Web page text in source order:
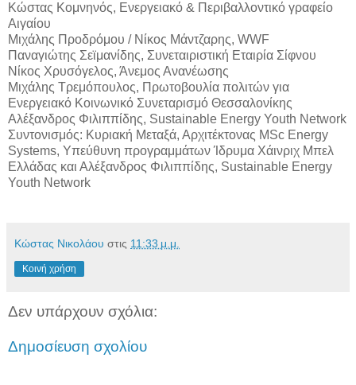
Κώστας Κομνηνός, Ενεργειακό & Περιβαλλοντικό γραφείο
Αιγαίου
Μιχάλης Προδρόμου / Νίκος Μάντζαρης, WWF
Παναγιώτης Σεϊμανίδης, Συνεταιριστική Εταιρία Σίφνου
Νίκος Χρυσόγελος, Άνεμος Ανανέωσης
Μιχάλης Τρεμόπουλος, Πρωτοβουλία πολιτών για
Ενεργειακό Κοινωνικό Συνεταρισμό Θεσσαλονίκης
Αλέξανδρος Φιλιππίδης, Sustainable Energy Youth Network
Συντονισμός: Κυριακή Μεταξά, Αρχιτέκτονας MSc Energy
Systems, Υπεύθυνη προγραμμάτων Ίδρυμα Χάινριχ Μπελ
Ελλάδας και Αλέξανδρος Φιλιππίδης, Sustainable Energy
Youth Network
Κώστας Νικολάου στις 11:33 μ.μ.
Κοινή χρήση
Δεν υπάρχουν σχόλια:
Δημοσίευση σχολίου